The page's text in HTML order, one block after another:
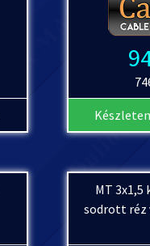
Készleten
MT 3x1,5
sodrott réz